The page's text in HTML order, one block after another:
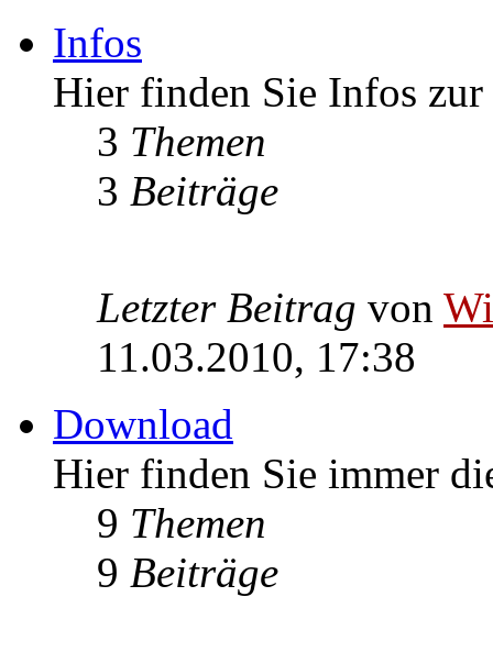
Infos
Hier finden Sie Infos zur
3 Themen
3 Beiträge
Letzter Beitrag von
11.03.2010, 17:38
Download
Hier finden Sie immer
9 Themen
9 Beiträge